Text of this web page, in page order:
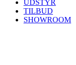
UDSTYR
TILBUD
SHOWROOM